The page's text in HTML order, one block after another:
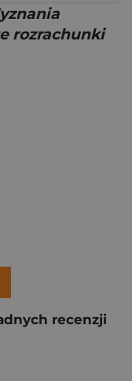
rozrachunki
recenzji